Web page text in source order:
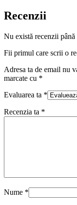
Recenzii
Nu există recenzii până
Fii primul care scrii o
Adresa ta de email nu
marcate cu *
Evaluarea ta *
Recenzia ta *
Nume *